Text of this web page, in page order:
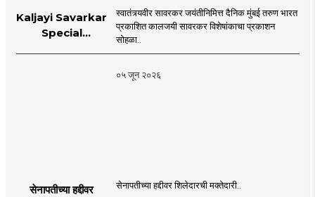
Kaljayi Savarkar
Special
स्वातंत्र्यवीर सावरकर जयंतीनिमित्त दैनिक मुंबई तरुण भारत
प्रकाशित कालजयी सावरकर विशेषांकाचा प्रकाशन
सोहळा..
०५ जून २०२६
सेनापतीच्या हद्दीवर
सेनापतीच्या हद्दीवर शिलेदारची मक्तेदारी..